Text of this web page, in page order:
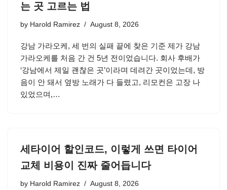
는 곳 고르는 법
by Harold Ramirez August 8, 2026
강남 가라오케, 세 번의 실패 끝에 찾은 기준 제가 강남
가라오케를 처음 간 건 5년 전이었습니다. 회사 후배가
‘강남에서 제일 괜찮은 곳’이라며 데려간 곳이었는데, 방
음이 안 돼서 옆방 노래가 다 들렸고, 리모컨은 고장 나
있었으며,…
세타이어 할인코드, 이렇게 쓰면 타이어
교체 비용이 진짜 줄어듭니다
by Harold Ramirez August 8, 2026